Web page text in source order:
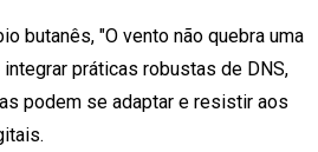
butanês, "O vento não quebra uma
práticas robustas de DNS,
podem se adaptar e resistir aos